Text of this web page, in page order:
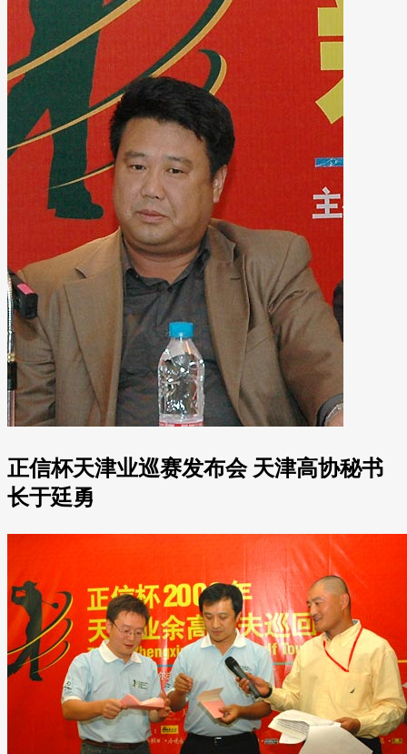
正信杯天津业巡赛发布会 天津高协秘书
长于廷勇